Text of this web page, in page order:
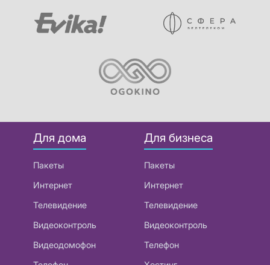
Для дома
Пакеты
Интернет
Телевидение
Видеоконтроль
Видеодомофон
Для бизнеса
Пакеты
Интернет
Телевидение
Видеоконтроль
Телефон